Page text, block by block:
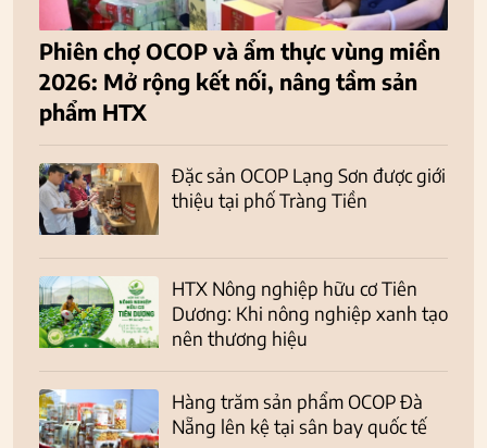
Phiên chợ OCOP và ẩm thực vùng miền
2026: Mở rộng kết nối, nâng tầm sản
phẩm HTX
Đặc sản OCOP Lạng Sơn được giới
thiệu tại phố Tràng Tiền
HTX Nông nghiệp hữu cơ Tiên
Dương: Khi nông nghiệp xanh tạo
nên thương hiệu
Hàng trăm sản phẩm OCOP Đà
Nẵng lên kệ tại sân bay quốc tế